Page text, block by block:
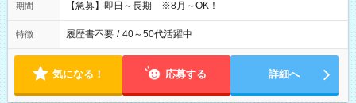
期間 【急募】即日～長期 ※8月～OK！
特徴 履歴書不要 / 40～50代活躍中
気になる！ 応募する 詳細へ